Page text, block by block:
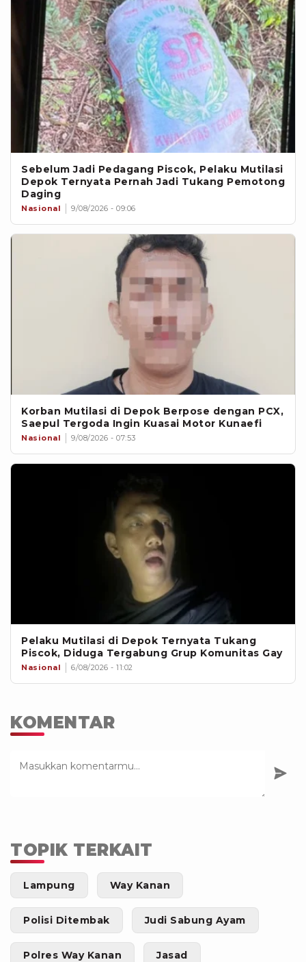
Sebelum Jadi Pedagang Piscok, Pelaku Mutilasi
Depok Ternyata Pernah Jadi Tukang Pemotong
Daging
Nasional 9/08/2026 - 09:06
Korban Mutilasi di Depok Berpose dengan PCX,
Saepul Tergoda Ingin Kuasai Motor Kunaefi
Nasional 9/08/2026 - 07:53
Pelaku Mutilasi di Depok Ternyata Tukang
Piscok, Diduga Tergabung Grup Komunitas Gay
Nasional 6/08/2026 - 11:02
KOMENTAR
TOPIK TERKAIT
Lampung Way Kanan
Polisi Ditembak Judi Sabung Ayam
Polres Way Kanan Jasad